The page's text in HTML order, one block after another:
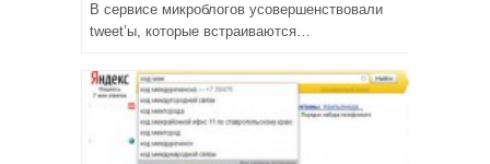
В сервисе микроблогов усовершенствовали
tweet’ы, которые встраиваются…